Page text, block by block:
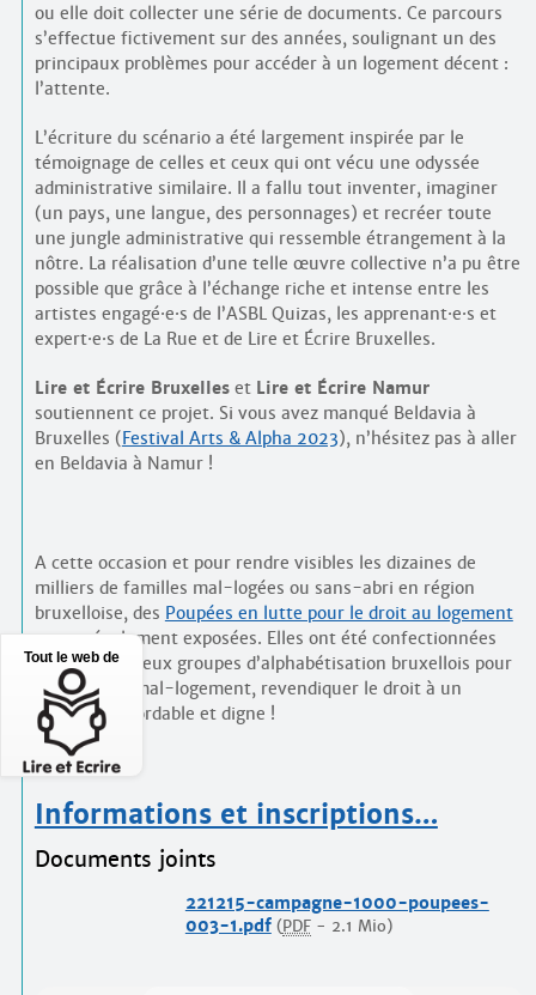
ou elle doit collecter une série de documents. Ce parcours
s’effectue fictivement sur des années, soulignant un des
principaux problèmes pour accéder à un logement décent :
l’attente.
L’écriture du scénario a été largement inspirée par le
témoignage de celles et ceux qui ont vécu une odyssée
administrative similaire. Il a fallu tout inventer, imaginer
(un pays, une langue, des personnages) et recréer toute
une jungle administrative qui ressemble étrangement à la
nôtre. La réalisation d’une telle œuvre collective n’a pu être
possible que grâce à l’échange riche et intense entre les
artistes engagé·e·s de l’ASBL Quizas, les apprenant·e·s et
expert·e·s de La Rue et de Lire et Écrire Bruxelles.
Lire et Écrire Bruxelleset Lire et Écrire Namur
soutiennent ce projet. Si vous avez manqué Beldavia à
Bruxelles (Festival Arts & Alpha 2023), n’hésitez pas à aller
en Beldavia à Namur !
A cette occasion et pour rendre visibles les dizaines de
milliers de familles mal-logées ou sans-abri en région
bruxelloise, des Poupées en lutte pour le droit au logement
seront également exposées. Elles ont été confectionnées
par de nombreux groupes d’alphabétisation bruxellois pour
dénoncer le mal-logement, revendiquer le droit à un
logement abordable et digne !
Informations et inscriptions…
Documents joints
221215-campagne-1000-poupees-
003-1.pdf ( PDF- 2.1 Mio)
Tout le web de